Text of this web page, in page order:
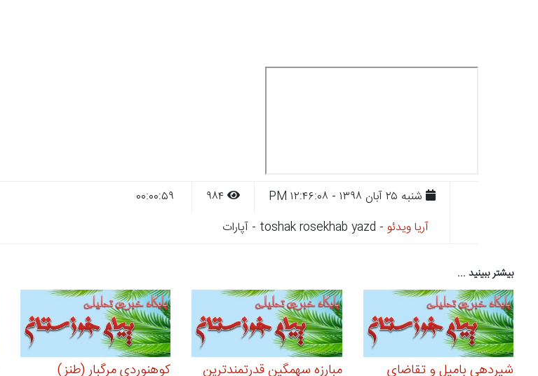
شنبه ۲۵ آبان ۱۳۹۸ - ۱۲:۴۶:۰۸ PM
آریا ویدئو - toshak rosekhab yazd - آپارات
بیشتر ببینید ...
شیردهی بامیل و تقاضای
مبارزه سهمگین قدرتمندترین
کوهنوردی مرگبار (طنز)